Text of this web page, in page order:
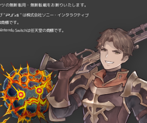
の無断転用・無断転載をお断りいたします。
" " は株式会社ソニー・インタラクティブ
標です。
Switchは任天堂の商標です。